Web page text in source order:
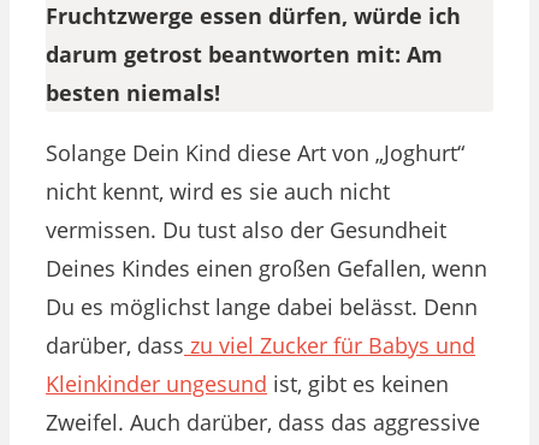
Fruchtzwerge essen dürfen, würde ich
darum getrost beantworten mit: Am
besten niemals!
Solange Dein Kind diese Art von „Joghurt“
nicht kennt, wird es sie auch nicht
vermissen. Du tust also der Gesundheit
Deines Kindes einen großen Gefallen, wenn
Du es möglichst lange dabei belässt. Denn
darüber, dass zu viel Zucker für Babys und
Kleinkinder ungesund ist, gibt es keinen
Zweifel. Auch darüber, dass das aggressive